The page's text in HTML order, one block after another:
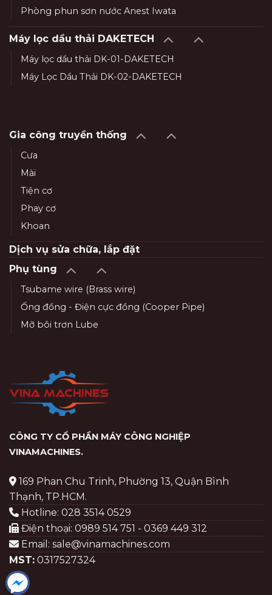
Phòng phun sơn nước Anest Iwata
Máy lọc dầu thải DAKETECH
Máy lọc dầu thải DK-01-DAKETECH
Máy Lọc Dầu Thải DK-02-DAKETECH
Gia công truyền thống
Cưa
Mài
Tiện cơ
Phay cơ
Khoan
Dịch vụ sửa chữa, lắp đặt
Phụ tùng
Tsubame wire (Brass wire)
Ống đồng - Điện cực đồng (Cooper Pipe)
Mỡ bôi trơn Lube
CÔNG TY CỔ PHẦN MÁY CÔNG NGHIỆP
VINAMACHINES.
169 Phan Chu Trinh, Phường 13, Quận Bình
Thạnh, TP.HCM.
Hotline: 028 3514 0529
Điện thoại: 0989 514 751 - 0369 449 312
Email: sale@vinamachines.com
MST: 0317527324